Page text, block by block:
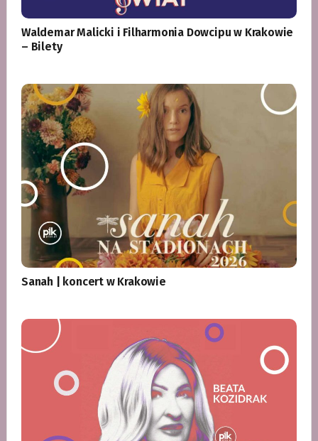
Waldemar Malicki i Filharmonia Dowcipu w Krakowie
– Bilety
Sanah | koncert w Krakowie